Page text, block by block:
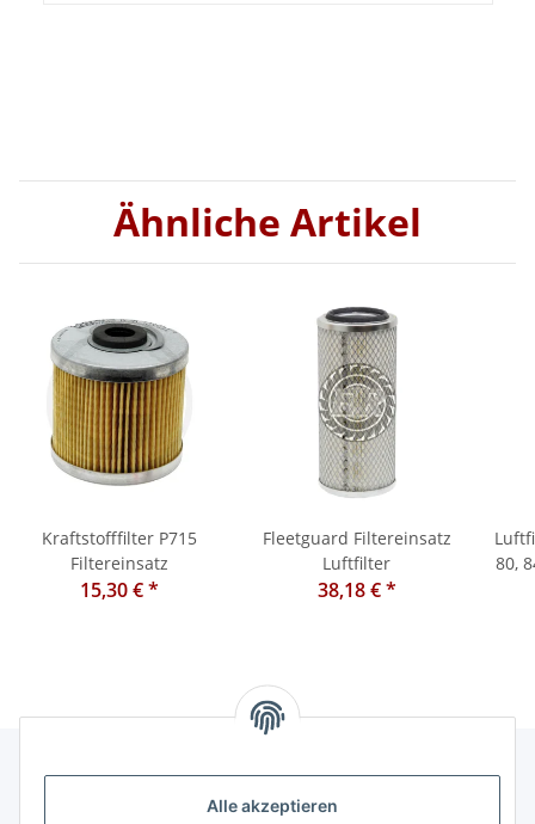
Alle akzeptieren
Ähnliche Artikel
Kraftstofffilter P715
Filtereinsatz
15,30 €*
Fleetguard Filtereinsatz
Luftfilter
38,18 €*
80, 84, 86